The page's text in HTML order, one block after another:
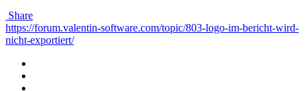
Share
https://forum.valentin-software.com/topic/803-logo-im-bericht-wird-
nicht-exportiert/